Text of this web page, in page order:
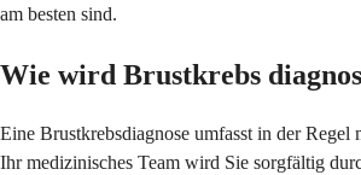
am besten sind.
Wie wird Brustkrebs
Eine Brustkrebsdiagnose umfasst in der Regel
Ihr medizinisches Team wird Sie sorgfältig